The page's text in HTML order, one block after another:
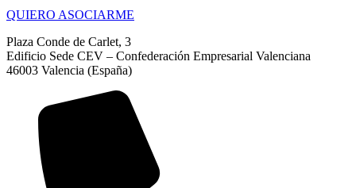
QUIERO ASOCIARME
Plaza Conde de Carlet, 3
Edificio Sede CEV – Confederación Empresarial Valenciana
46003 Valencia (España)